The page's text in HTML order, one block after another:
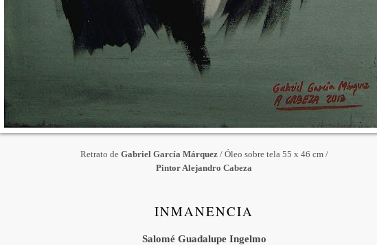
Retrato de Gabriel García Márquez/ Óleo sobre tela 55 x 46 cm /
Pintor Alejandro Cabeza
INMANENCIA
Salomé Guadalupe Ingelmo